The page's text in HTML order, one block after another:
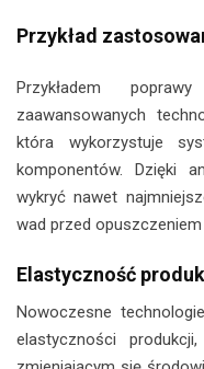
Przykład
Przykładem
zaawansowanych
która wykorzystuje
komponentów. Dzięki
wykryć nawet
wad przed opuszczeniem
Elastyczność
Nowoczesne
elastyczności